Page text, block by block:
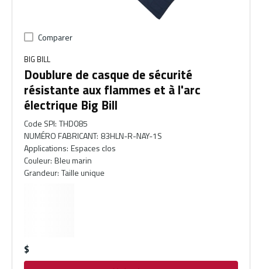
Comparer
BIG BILL
Doublure de casque de sécurité
résistante aux flammes et à l'arc
électrique Big Bill
Code SPI: THD085
NUMÉRO FABRICANT: 83HLN-R-NAY-1S
Applications: Espaces clos
Couleur: Bleu marin
Grandeur: Taille unique
$